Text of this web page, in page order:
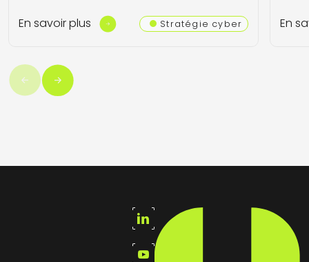
En savoir plus Stratégie cyber En